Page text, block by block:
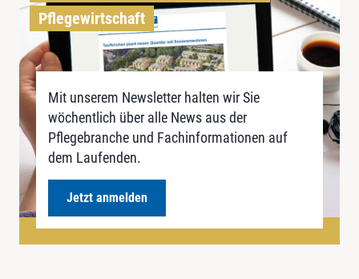
Pflegewirtschaft
Mit unserem Newsletter halten wir Sie
wöchentlich über alle News aus der
Pflegebranche und Fachinformationen auf
dem Laufenden.
Jetzt anmelden